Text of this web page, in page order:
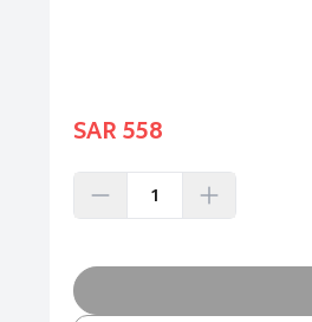
558 SAR